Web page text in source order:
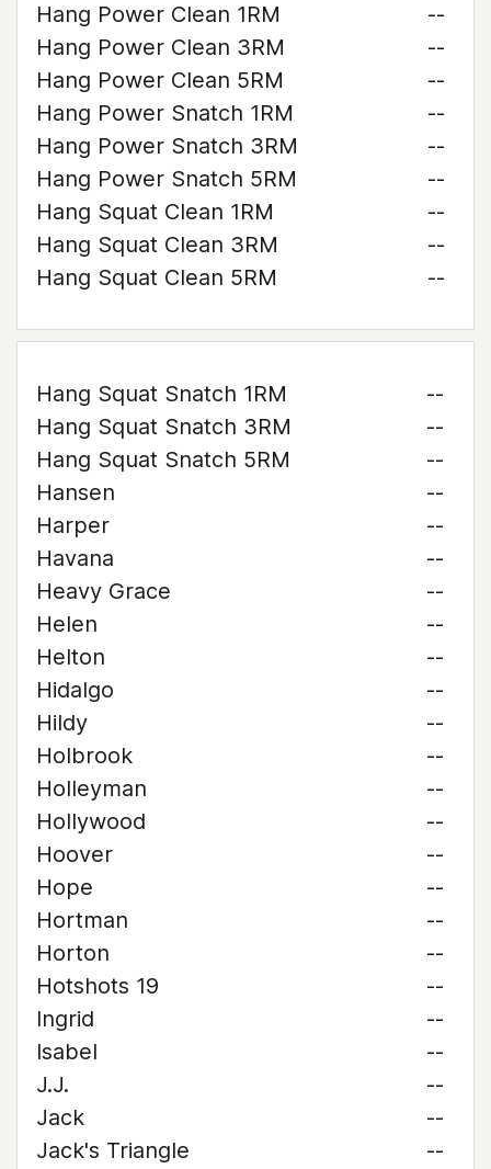
Hang Power Clean 1RM
--
Hang Power Clean 3RM
--
Hang Power Clean 5RM
--
Hang Power Snatch 1RM
--
Hang Power Snatch 3RM
--
Hang Power Snatch 5RM
--
Hang Squat Clean 1RM
--
Hang Squat Clean 3RM
--
Hang Squat Clean 5RM
--
Hang Squat Snatch 1RM
--
Hang Squat Snatch 3RM
--
Hang Squat Snatch 5RM
--
Hansen
--
Harper
--
Havana
--
Heavy Grace
--
Helen
--
Helton
--
Hidalgo
--
Hildy
--
Holbrook
--
Holleyman
--
Hollywood
--
Hoover
--
Hope
--
Hortman
--
Horton
--
Hotshots 19
--
Ingrid
--
Isabel
--
J.J.
--
Jack
--
Jack's Triangle
--